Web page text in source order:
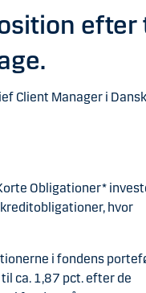
efter
Client Manager i
Obligationer*
hvor
i fondens
ca. 1,87 pct. efter de